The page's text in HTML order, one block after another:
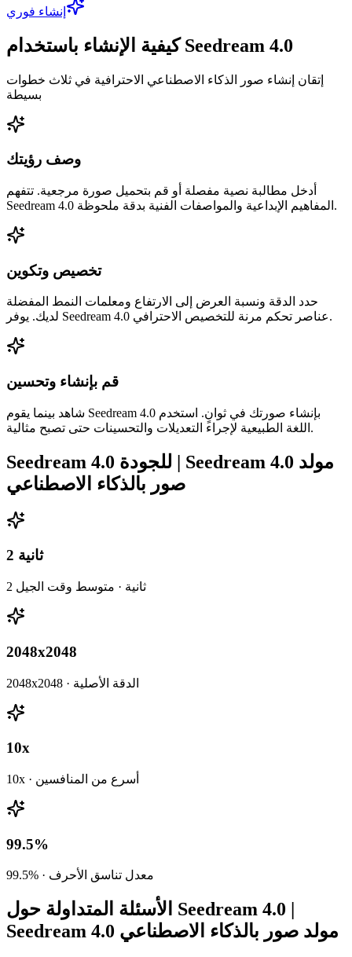
إنشاء فوري
كيفية الإنشاء باستخدام Seedream 4.0
إتقان إنشاء صور الذكاء الاصطناعي الاحترافية في ثلاث خطوات
بسيطة
وصف رؤيتك
أدخل مطالبة نصية مفصلة أو قم بتحميل صورة مرجعية. تتفهم
Seedream 4.0 المفاهيم الإبداعية والمواصفات الفنية بدقة ملحوظة.
تخصيص وتكوين
حدد الدقة ونسبة العرض إلى الارتفاع ومعلمات النمط المفضلة
لديك. يوفر Seedream 4.0 عناصر تحكم مرنة للتخصيص الاحترافي.
قم بإنشاء وتحسين
شاهد بينما يقوم Seedream 4.0 بإنشاء صورتك في ثوانٍ. استخدم
اللغة الطبيعية لإجراء التعديلات والتحسينات حتى تصبح مثالية.
Seedream 4.0 للجودة | Seedream 4.0 مولد
صور بالذكاء الاصطناعي
2 ثانية
2 ثانية · متوسط ​​وقت الجيل
2048x2048
2048x2048 · الدقة الأصلية
10x
10x · أسرع من المنافسين
99.5%
99.5% · معدل تناسق الأحرف
الأسئلة المتداولة حول Seedream 4.0 |
Seedream 4.0 مولد صور بالذكاء الاصطناعي